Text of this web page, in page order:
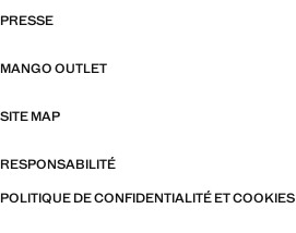
PRESSE
MANGO OUTLET
SITE MAP
RESPONSABILITÉ
POLITIQUE DE CONFIDENTIALITÉ ET COOKIES